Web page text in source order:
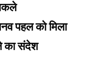
पहल को मिला
का संदेश